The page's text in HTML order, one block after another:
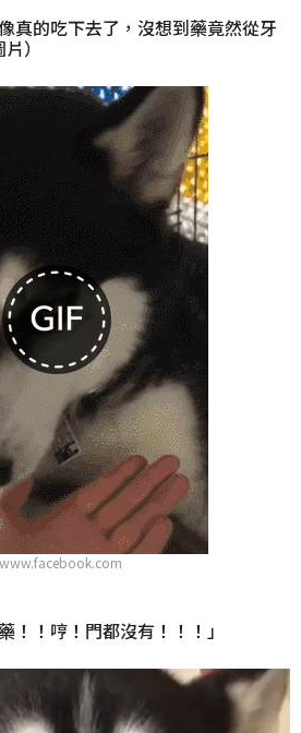
真的吃下去了，沒想到藥竟然從牙
）
！哼！門都沒有！！！」